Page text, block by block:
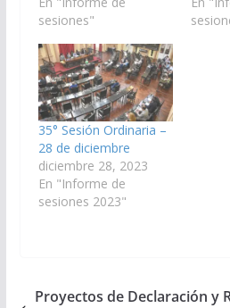
sesiones"
35° Sesión Ordinaria –
28 de diciembre
diciembre 28, 2023
En "Informe de
sesiones 2023"
Proyectos de Declaración y